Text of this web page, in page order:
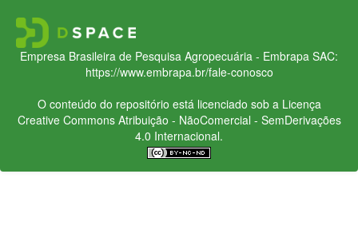
Empresa Brasileira de Pesquisa Agropecuária - Embrapa SAC:
https://www.embrapa.br/fale-conosco
O conteúdo do repositório está licenciado sob a Licença
Creative CommonsAtribuição - NãoComercial - SemDerivações
4.0 Internacional.